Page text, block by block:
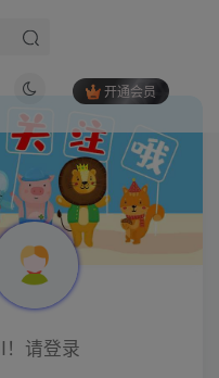
开通会员
吃透算法弯道超车（2026年6月）
，不用手动发货，不用聊客服，轻松月入五位数！
，附接单资源，全职副业都行【揭秘】
一键保留原格式复制，办公宝藏浏览器插件Copy With Format
！请登录